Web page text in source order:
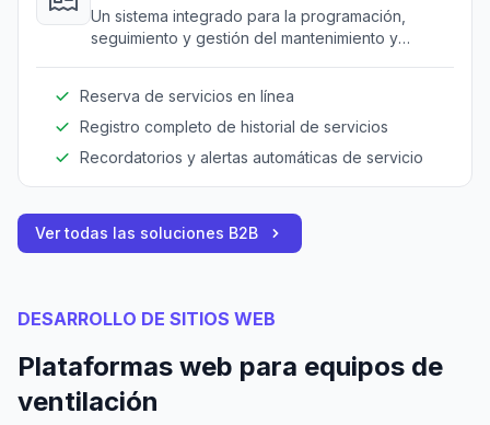
Un sistema integrado para la programación,
seguimiento y gestión del mantenimiento y
Reserva de servicios en línea
Registro completo de historial de servicios
Recordatorios y alertas automáticas de servicio
Ver todas las soluciones B2B
DESARROLLO DE SITIOS WEB
Plataformas web para equipos de
ventilación